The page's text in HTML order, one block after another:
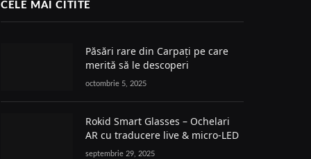
CELE MAI CITITE
Păsări rare din Carpați pe care
merită să le descoperi
octombrie 5, 2025
Rokid Smart Glasses – Ochelari
AR cu traducere live & micro-LED
septembrie 29, 2025